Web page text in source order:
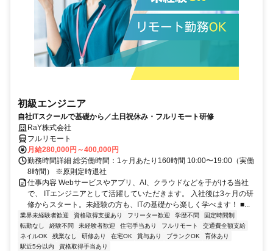
初級エンジニア
自社ITスクールで基礎から／土日祝休み・フルリモート研修
RaY株式会社
フルリモート
月給280,000円～400,000円
勤務時間詳細 総労働時間：1ヶ月あたり160時間 10:00〜19:00（実働
8時間） ※原則定時退社
仕事内容 Webサービスやアプリ、AI、クラウドなどを手がける当社
で、 ITエンジニアとして活躍していただきます。 入社後は3ヶ月の研
修からスタート。未経験の方も、ITの基礎から楽しく学べます！ ■...
業界未経験者歓迎 資格取得支援あり フリーター歓迎 学歴不問
固定時間制
転勤なし
経験不問 未経験者歓迎 住宅手当あり フルリモート
交通費全額支給
ネイルOK
残業なし 研修あり 在宅OK 賞与あり ブランクOK
育休あり
駅近5分以内
資格取得手当あり